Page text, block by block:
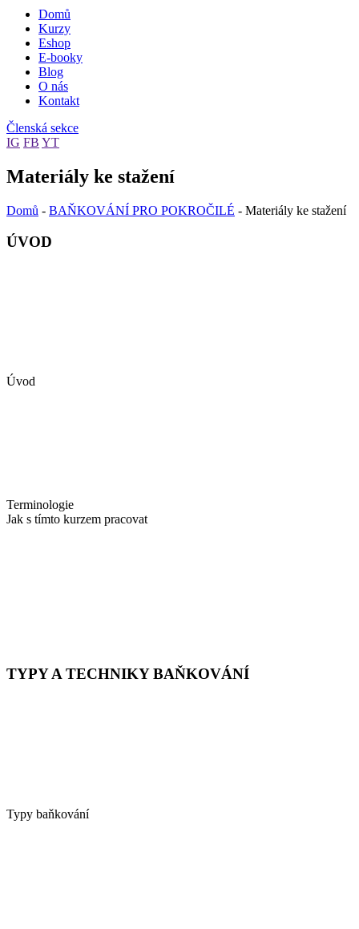
Domů
Kurzy
Eshop
E-booky
Blog
O nás
Kontakt
Členská sekce
IG FB YT
Materiály ke stažení
Domů - BAŇKOVÁNÍ PRO POKROČILÉ - Materiály ke stažení
ÚVOD
Úvod
Terminologie
Jak s tímto kurzem pracovat
TYPY A TECHNIKY BAŇKOVÁNÍ
Typy baňkování